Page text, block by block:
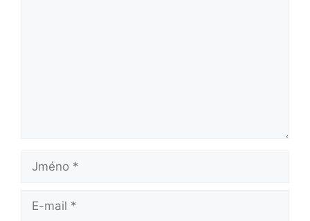
Jméno
mail